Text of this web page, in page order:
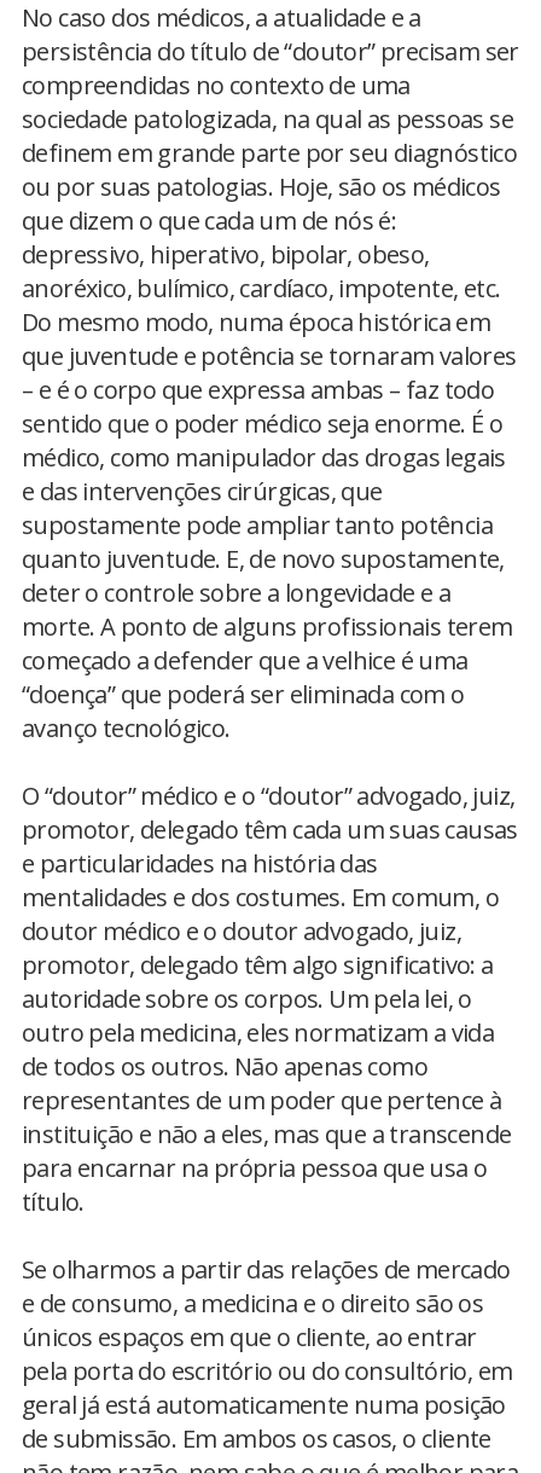
No caso dos médicos, a atualidade e a
persistência do título de “doutor” precisam ser
compreendidas no contexto de uma
sociedade patologizada, na qual as pessoas se
definem em grande parte por seu diagnóstico
ou por suas patologias. Hoje, são os médicos
que dizem o que cada um de nós é:
depressivo, hiperativo, bipolar, obeso,
anoréxico, bulímico, cardíaco, impotente, etc.
Do mesmo modo, numa época histórica em
que juventude e potência se tornaram valores
– e é o corpo que expressa ambas – faz todo
sentido que o poder médico seja enorme. É o
médico, como manipulador das drogas legais
e das intervenções cirúrgicas, que
supostamente pode ampliar tanto potência
quanto juventude. E, de novo supostamente,
deter o controle sobre a longevidade e a
morte. A ponto de alguns profissionais terem
começado a defender que a velhice é uma
“doença” que poderá ser eliminada com o
avanço tecnológico.
O “doutor” médico e o “doutor” advogado, juiz,
promotor, delegado têm cada um suas causas
e particularidades na história das
mentalidades e dos costumes. Em comum, o
doutor médico e o doutor advogado, juiz,
promotor, delegado têm algo significativo: a
autoridade sobre os corpos. Um pela lei, o
outro pela medicina, eles normatizam a vida
de todos os outros. Não apenas como
representantes de um poder que pertence à
instituição e não a eles, mas que a transcende
para encarnar na própria pessoa que usa o
título.
Se olharmos a partir das relações de mercado
e de consumo, a medicina e o direito são os
únicos espaços em que o cliente, ao entrar
pela porta do escritório ou do consultório, em
geral já está automaticamente numa posição
de submissão. Em ambos os casos, o cliente